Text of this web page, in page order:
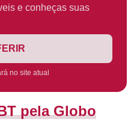
e conheças suas
no site atual
pela Globo